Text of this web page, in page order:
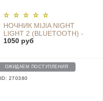
НОЧНИК MIJIA NIGHT
LIGHT 2 (BLUETOOTH) -
MJYD02YL-A
1050 руб
ОЖИДАЕМ ПОСТУПЛЕНИЯ
ID: 270380